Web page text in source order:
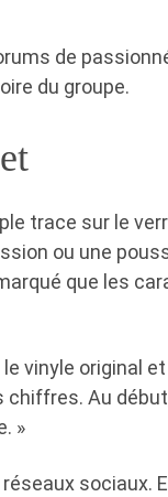
de
du groupe.
trace sur le
ou une
que les
vinyle original et
chiffres. Au
»
sociaux.